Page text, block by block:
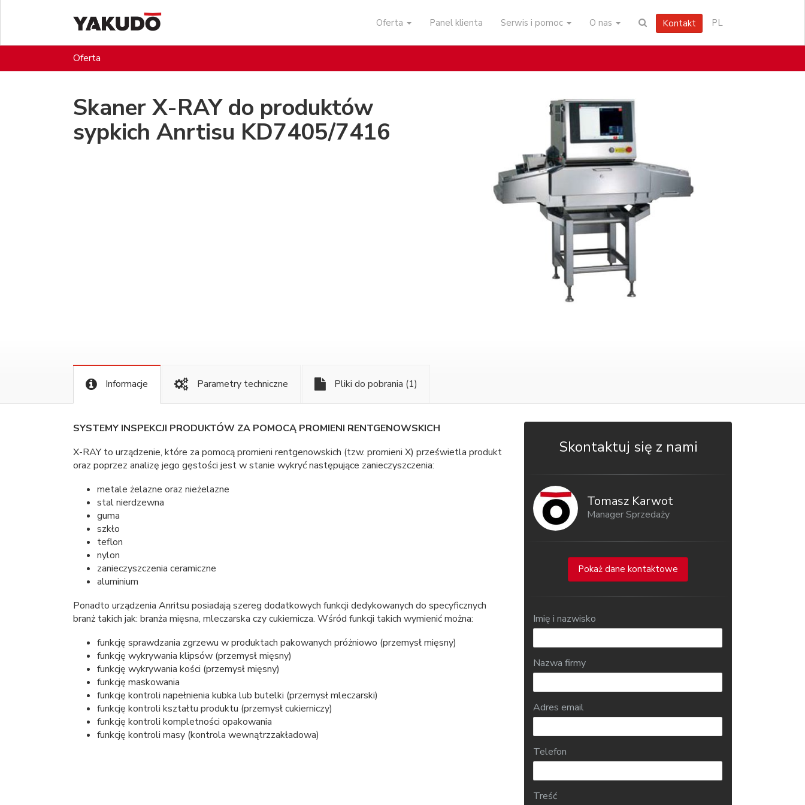
Oferta Panel klienta Serwis i pomoc O nas Kontakt PL
Oferta
Skaner X-RAY do produktów
sypkich Anrtisu KD7405/7416
Informacje Parametry techniczne Pliki do pobrania (1)
SYSTEMY INSPEKCJI PRODUKTÓW ZA POMOCĄ PROMIENI RENTGENOWSKICH
X-RAY to urządzenie, które za pomocą promieni rentgenowskich (tzw. promieni X) prześwietla produkt
oraz poprzez analizę jego gęstości jest w stanie wykryć następujące zanieczyszczenia:
metale żelazne oraz nieżelazne
stal nierdzewna
guma
szkło
teflon
nylon
zanieczyszczenia ceramiczne
aluminium
Ponadto urządzenia Anritsu posiadają szereg dodatkowych funkcji dedykowanych do specyficznych
branż takich jak: branża mięsna, mleczarska czy cukiernicza. Wśród funkcji takich wymienić można:
funkcję sprawdzania zgrzewu w produktach pakowanych próżniowo (przemysł mięsny)
funkcję wykrywania klipsów (przemysł mięsny)
funkcję wykrywania kości (przemysł mięsny)
funkcję maskowania
funkcję kontroli napełnienia kubka lub butelki (przemysł mleczarski)
funkcję kontroli kształtu produktu (przemysł cukierniczy)
funkcję kontroli kompletności opakowania
funkcję kontroli masy (kontrola wewnątrzzakładowa)
Skontaktuj się z nami
Tomasz Karwot
Manager Sprzedaży
Pokaż dane kontaktowe
Imię i nazwisko
Nazwa firmy
Adres email
Telefon
Treść